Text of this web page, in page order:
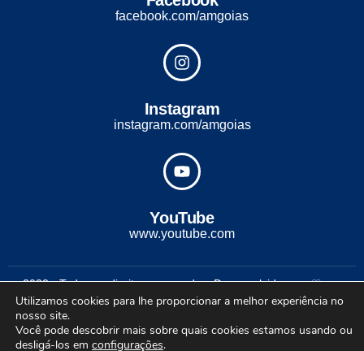
facebook.com/amgoias
Instagram
instagram.com/amgoias
YouTube
www.youtube.com
2022 - Todos os direitos reservados. Desenvolvido com ♡ por
Conexão Soluções Corporativas
Utilizamos cookies para lhe proporcionar a melhor experiência no
nosso site.
Você pode descobrir mais sobre quais cookies estamos usando ou
desligá-los em configurações.